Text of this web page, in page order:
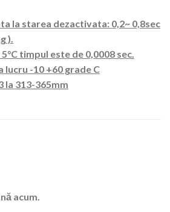
la starea dezactivata: 0,2~ 0,8sec
).
timpul este de 0,0008 sec.
-10 +60 grade C
la 313-365mm
acum.